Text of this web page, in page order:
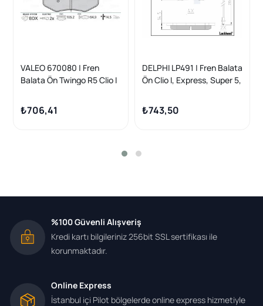
VALEO 670080 | Fren
Balata Ön Twingo R5 Clio I
₺706,41
DELPHI LP491 | Fren Balata
Ön Clio I, Express, Super 5,
₺743,50
%100 Güvenli Alışveriş
Kredi kartı bilgileriniz 256bit SSL sertifikası ile
korunmaktadır.
Online Express
İstanbul içi Pilot bölgelerde online express hizmetiyle